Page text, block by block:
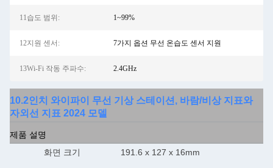
11습도 범위: 1~99%
12지원 센서: 7가지 옵션 무선 온습도 센서 지원
13Wi-Fi 작동 주파수: 2.4GHz
10.2인치 와이파이 무선 기상 스테이션, 바람/비상 지표와
자외선 지표 2024 모델
제품 설명
화면 크기
191.6 x 127 x 16mm